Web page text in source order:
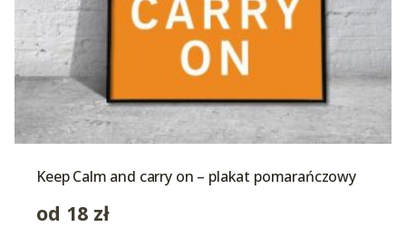
Keep Calm and carry on – plakat pomarańczowy
od 18 zł